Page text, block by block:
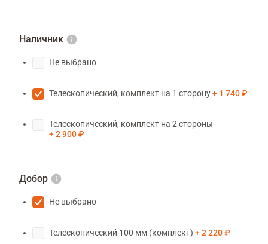
Наличник
Не выбрано
Телескопический, комплект на 1 сторону 1 740 ₽
Телескопический, комплект на 2 стороны
2 900 ₽
Добор
Не выбрано
Телескопический 100 мм (комплект) 2 220 ₽